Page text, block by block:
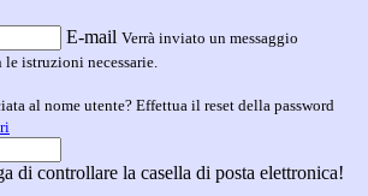
E-mail Verrà inviato un messaggio
istruzioni necessarie.
al nome utente? Effettua il reset della password
di controllare la casella di posta elettronica!